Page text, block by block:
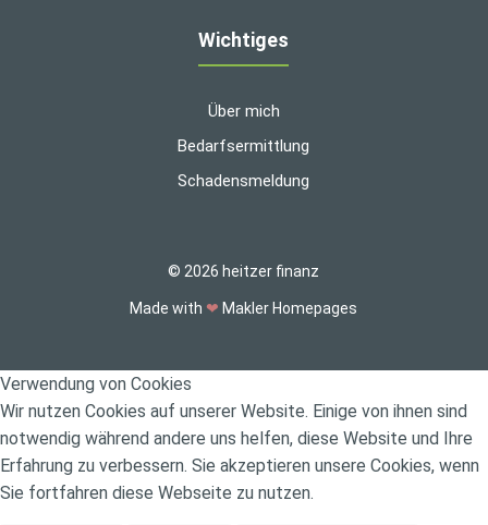
Wichtiges
Über mich
Bedarfsermittlung
Schadensmeldung
© 2026 heitzer finanz
Made with❤ Makler Homepages
Verwendung von Cookies
Wir nutzen Cookies auf unserer Website. Einige von ihnen sind
notwendig während andere uns helfen, diese Website und Ihre
Erfahrung zu verbessern. Sie akzeptieren unsere Cookies, wenn
Sie fortfahren diese Webseite zu nutzen.